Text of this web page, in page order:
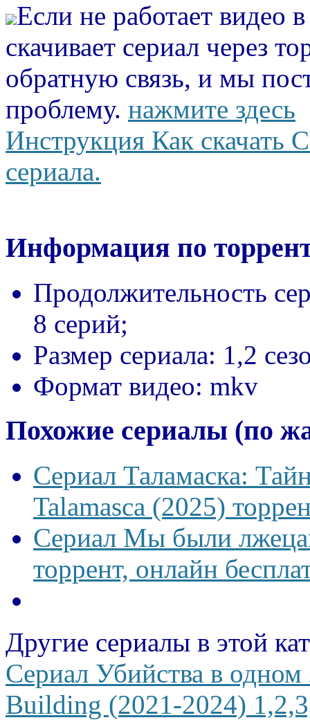
Если не работает видео
скачивает сериал через
обратную связь, и мы
проблему. нажмите здесь
Инструкция Как скачать
сериала.
Информация по
Продолжительность
8 серий;
Размер сериала: 1,2
Формат видео: mkv
Похожие сериалы (по
Сериал Таламаска:
Talamasca (2025)
Сериал Мы были
торрент, онлайн
Другие сериалы в этой
Сериал Убийства в
Building (2021-2024)